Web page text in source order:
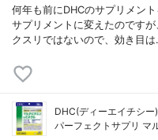
何年も前にDHCのサプリメン
サプリメントに変えたのですが
クスリではないので、効き目
DHC(ディーエイチシー)
パーフェクトサプリ マ